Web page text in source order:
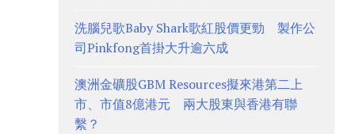
洗腦兒歌Baby Shark歌紅股價更勁 製作公
司Pinkfong首掛大升逾六成
澳洲金礦股GBM Resources擬來港第二上
市、市值8億港元 兩大股東與香港有聯
繫？